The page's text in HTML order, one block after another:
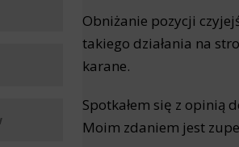
Obniżanie pozycji
takiego działania na
karane.
Spotkałem się z opinią
Moim zdaniem jest